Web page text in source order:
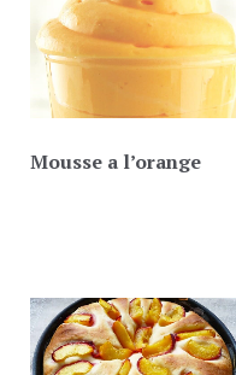
Mousse a l’orange